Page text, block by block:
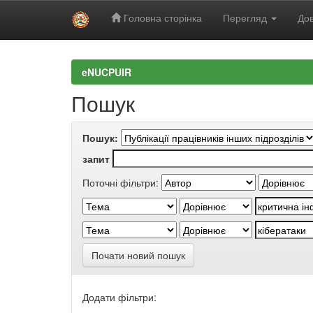
Головна сторінка Перегляд
eNUCPUIR
Пошук
Пошук:
запит
Поточні фільтри:
Почати новий пошук
Додати фільтри: